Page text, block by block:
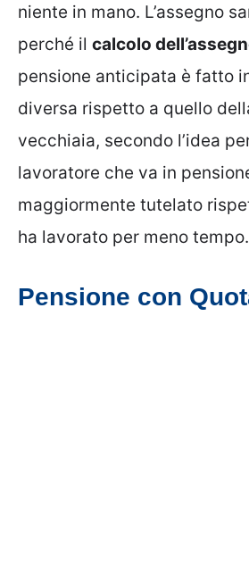
niente in mano. L’assegno
perché il calcolo
pensione anticipata è fatto
diversa rispetto a quello
vecchiaia, secondo l’idea
lavoratore che va in
maggiormente tutelato
ha lavorato per meno tempo.
Pensione con